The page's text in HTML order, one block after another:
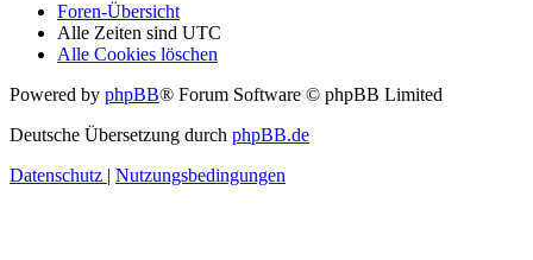
Foren-Übersicht
Alle Zeiten sind UTC
Alle Cookies löschen
Powered by phpBB® Forum Software © phpBB Limited
Deutsche Übersetzung durch phpBB.de
Datenschutz | Nutzungsbedingungen